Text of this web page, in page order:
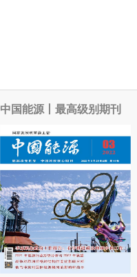
中国能源丨最高级别期刊